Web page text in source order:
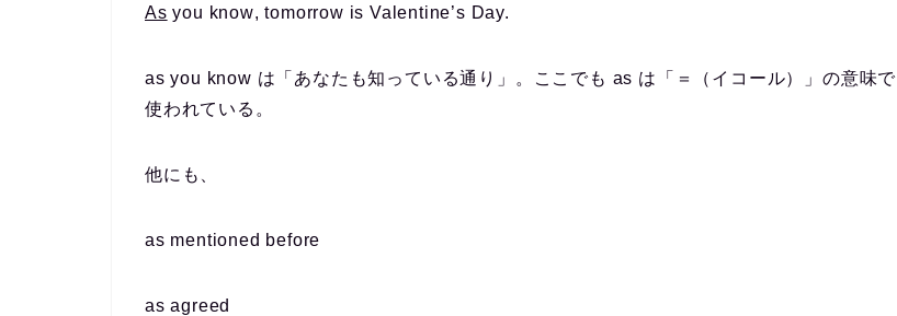
As you know, tomorrow is Valentine’s Day.
as you know は「あなたも知っている通り」。ここでも as は「＝（イコール）」の意味で
使われている。
他にも、
as mentioned before
as agreed